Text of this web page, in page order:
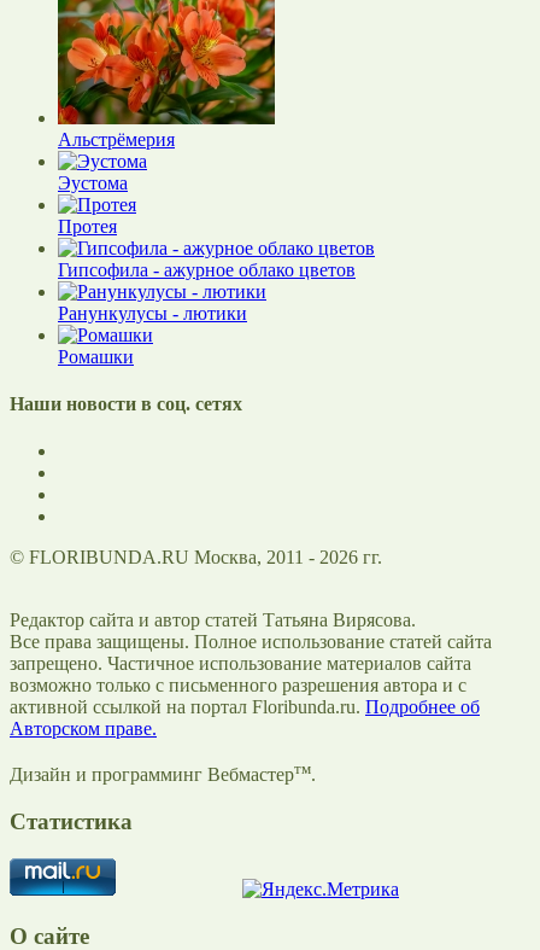
Альстрёмерия
Эустома
Протея
Гипсофила - ажурное облако цветов
Ранункулусы - лютики
Ромашки
Наши новости в соц. сетях
© FLORIBUNDA.RU Москва, 2011 - 2026 гг.
Редактор сайта и автор статей Татьяна Вирясова.
Все права защищены. Полное использование статей сайта
запрещено. Частичное использование материалов сайта
возможно только с письменного разрешения автора и с
активной ссылкой на портал Floribunda.ru. Подробнее об
Авторском праве.
Дизайн и программинг Вебмастертм.
Статистика
О сайте